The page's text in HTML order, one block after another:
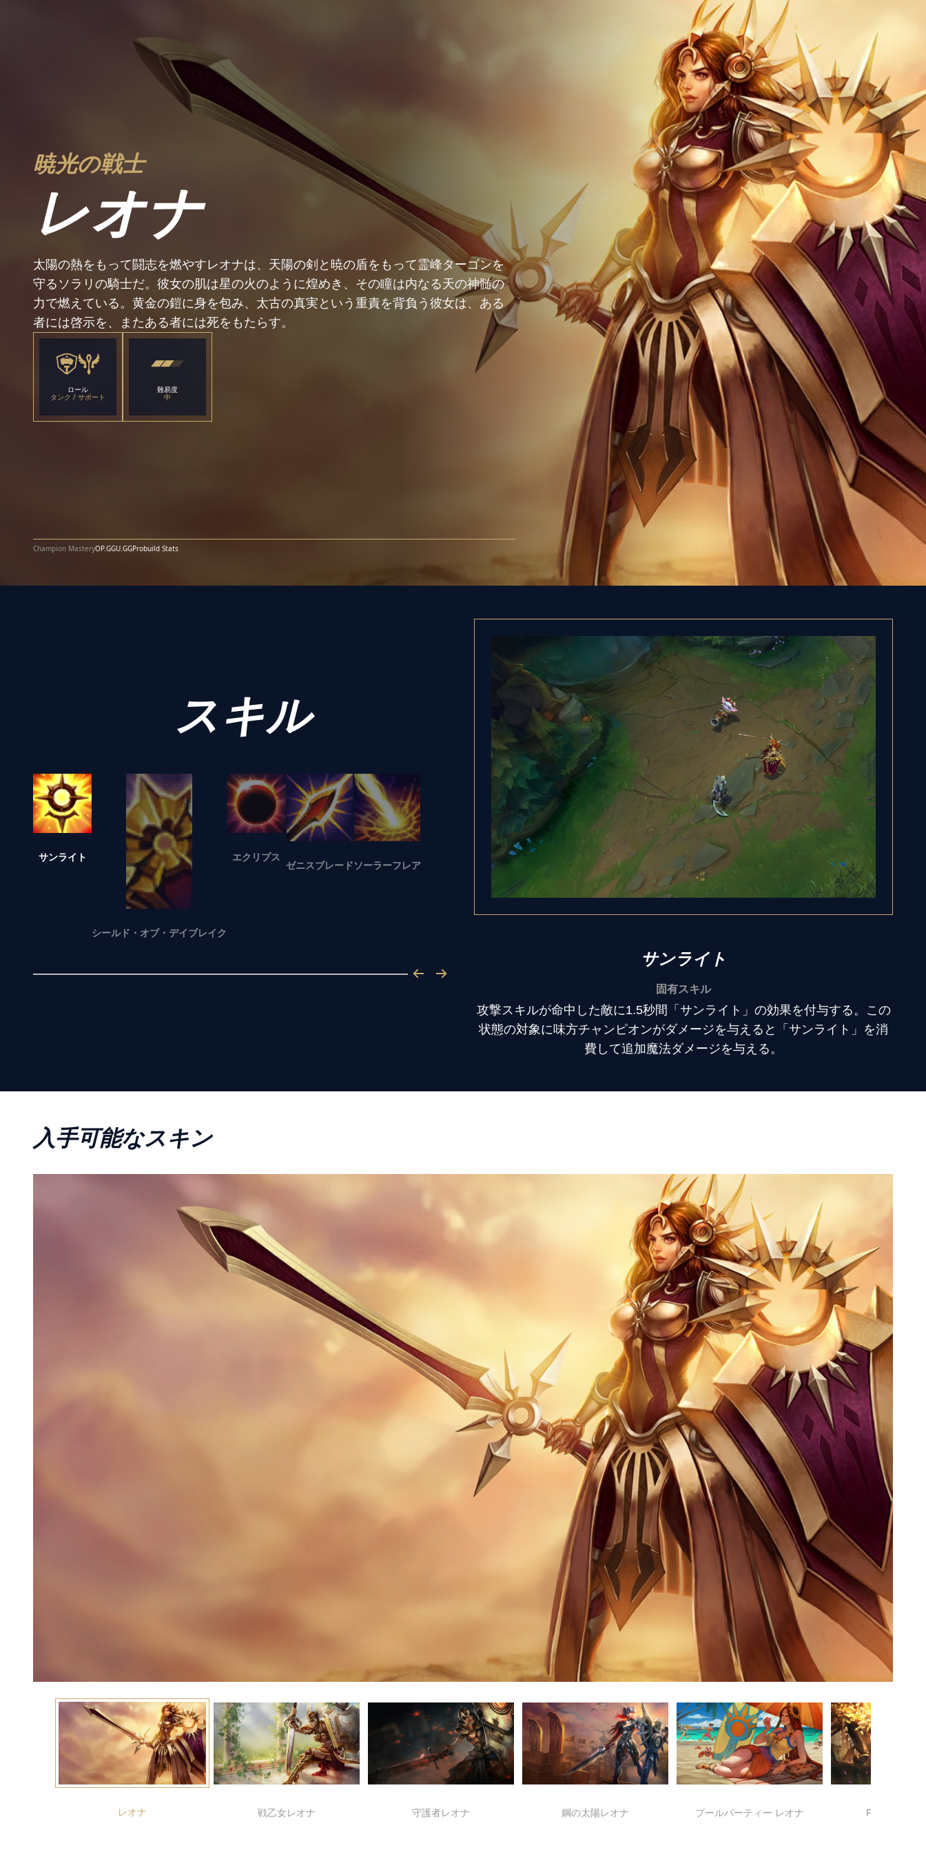
暁光の戦士
レオナ
太陽の熱をもって闘志を燃やすレオナは、天陽の剣と暁の盾をもって霊峰ターゴンを
守るソラリの騎士だ。彼女の肌は星の火のように煌めき、その瞳は内なる天の神髄の
力で燃えている。黄金の鎧に身を包み、太古の真実という重責を背負う彼女は、ある
者には啓示を、またある者には死をもたらす。
ロール
タンク / サポート
難易度
中
Champion MasteryOP.GGU.GGProbuild Stats
スキル
サンライト
シールド・オブ・デイブレイク
エクリプス
ゼニスブレードソーラーフレア
サンライト
固有スキル
攻撃スキルが命中した敵に1.5秒間「サンライト」の効果を付与する。この
状態の対象に味方チャンピオンがダメージを与えると「サンライト」を消
費して追加魔法ダメージを与える。
入手可能なスキン
レオナ 戦乙女レオナ 守護者レオナ 鋼の太陽レオナ プールパーティー レオナ PROJECT: